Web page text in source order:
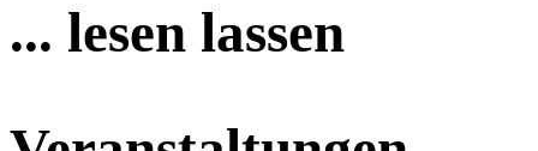
... lesen lassen